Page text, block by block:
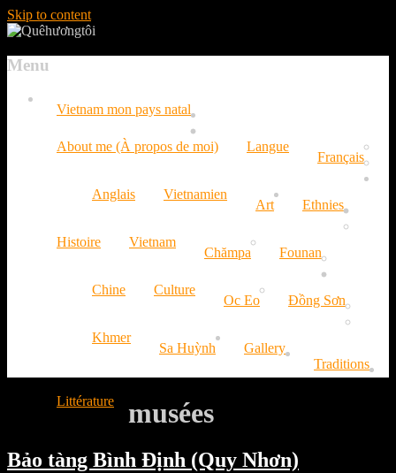
Skip to content
Menu
Vietnam mon pays natal
About me (À propos de moi) Langue
Français
Anglais Vietnamien
Art Ethnies
Histoire Vietnam
Chămpa Founan
Chine Culture
Oc Eo Đồng Sơn
Khmer
Sa Huỳnh
Gallery
Traditions
Littérature musées
Bảo tàng Bình Định (Quy Nhơn)